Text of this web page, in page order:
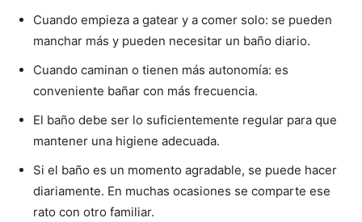
Cuando empieza a gatear y a comer solo: se pueden
manchar más y pueden necesitar un baño diario.
Cuando caminan o tienen más autonomía: es
conveniente bañar con más frecuencia.
El baño debe ser lo suficientemente regular para que
mantener una higiene adecuada.
Si el baño es un momento agradable, se puede hacer
diariamente. En muchas ocasiones se comparte ese
rato con otro familiar.